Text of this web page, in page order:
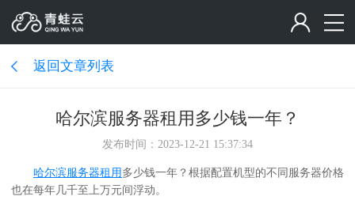
返回文章列表
哈尔滨服务器租用多少钱一年？
发布时间：2023-12-21 15:37:34
哈尔滨服务器租用 多少钱一年？根据配置机型的不同服务器价格
也在每年几千至上万元间浮动。